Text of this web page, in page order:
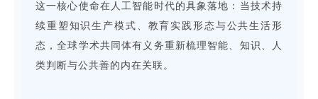
这一核心使命在人工智能时代的具象落地：当技术持
续重塑知识生产模式、教育实践形态与公共生活形
态，全球学术共同体有义务重新梳理智能、知识、人
类判断与公共善的内在关联。